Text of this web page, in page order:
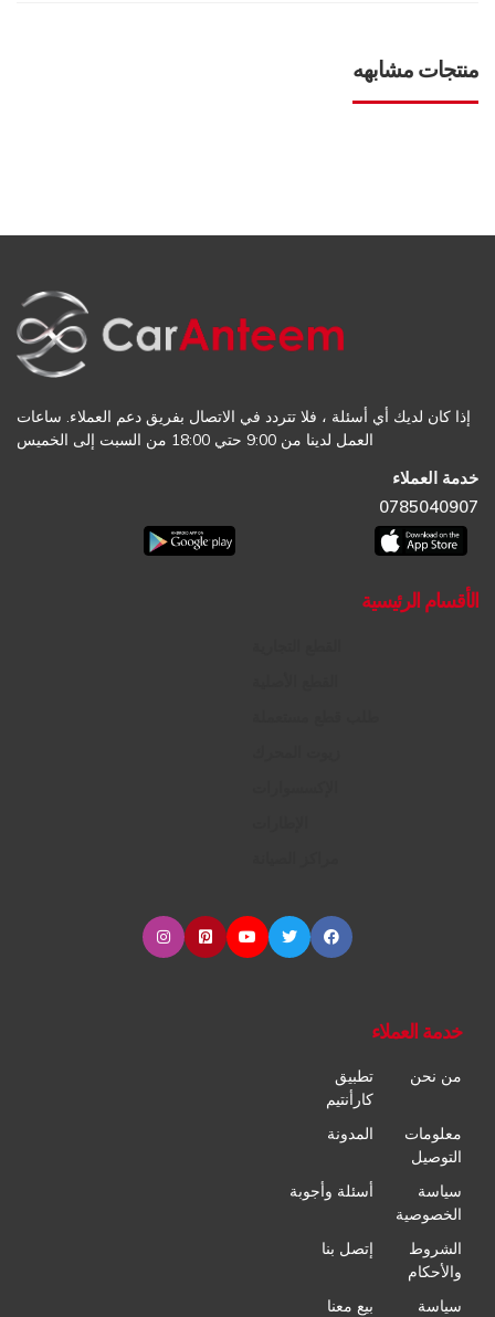
منتجات مشابهه
إذا كان لديك أي أسئلة ، فلا تتردد في الاتصال بفريق دعم العملاء. ساعات
العمل لدينا من 9:00 حتي 18:00 من السبت إلى الخميس
خدمة العملاء
0785040907
الأقسام الرئيسية
خدمة العملاء
من نحن
تطبيق
كارأنتيم
معلومات
التوصيل
المدونة
سياسة
الخصوصية
أسئلة وأجوبة
الشروط
والأحكام
إتصل بنا
سياسة بيع معنا